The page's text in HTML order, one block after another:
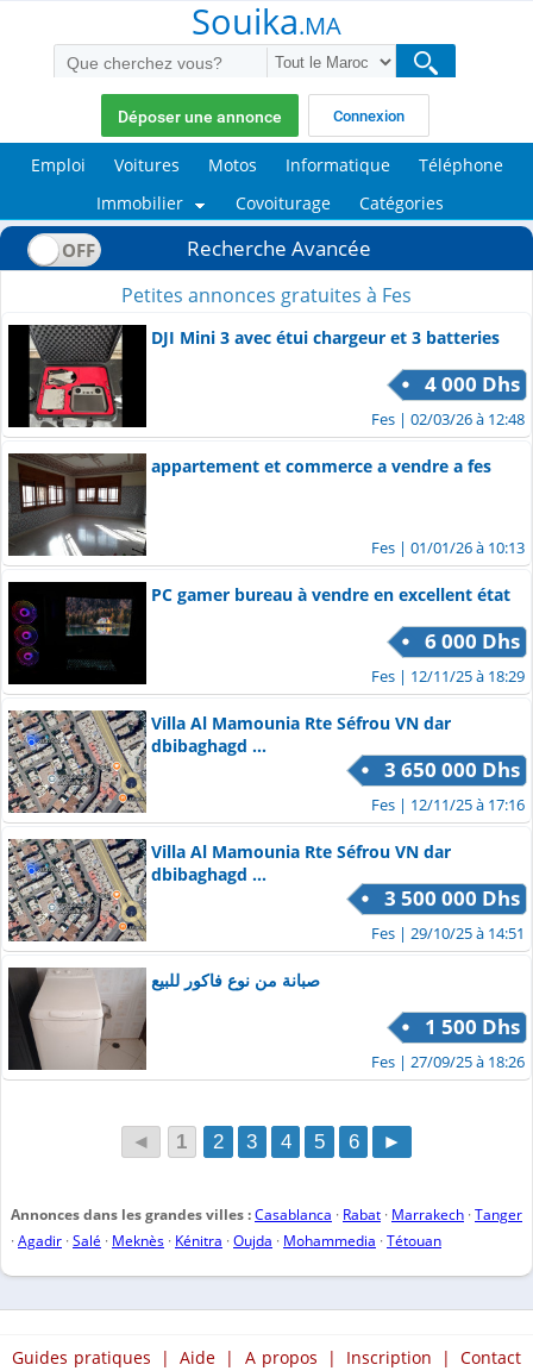
Souika.MA
Déposer une annonce Connexion
Emploi Voitures Motos Informatique
Téléphone
Immobilier
Covoiturage Catégories
Recherche Avancée
Petites annonces gratuites à Fes
DJI Mini 3 avec étui chargeur et 3 batteries
4 000 Dhs
Fes | 02/03/26 à 12:48
appartement et commerce a vendre a fes
Fes | 01/01/26 à 10:13
PC gamer bureau à vendre en excellent état
6 000 Dhs
Fes | 12/11/25 à 18:29
Villa Al Mamounia Rte Séfrou VN dar
dbibaghagd ...
3 650 000 Dhs
Fes | 12/11/25 à 17:16
Villa Al Mamounia Rte Séfrou VN dar
dbibaghagd ...
3 500 000 Dhs
Fes | 29/10/25 à 14:51
صبانة من نوع فاكور للبيع
1 500 Dhs
Fes | 27/09/25 à 18:26
◄ 1 2 3 4 5 6 ►
Annonces dans les grandes villes :Casablanca · Rabat · Marrakech ·Tanger
·Agadir ·Salé · Meknès · Kénitra ·Oujda · Mohammedia ·Tétouan
Guides pratiques | Aide | A propos | Inscription | Contact